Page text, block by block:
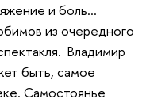
и боль…
из очередного
Владимир
быть, самое
Самостоянье